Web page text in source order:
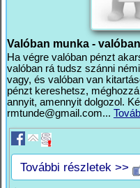
Valóban munka -
Ha végre valóban pénzt
valóban rá tudsz szánni
vagy, és valóban van
pénzt kereshetsz,
annyit, amennyit dolgozol.
rmtunde@gmail.com...
További részletek >>